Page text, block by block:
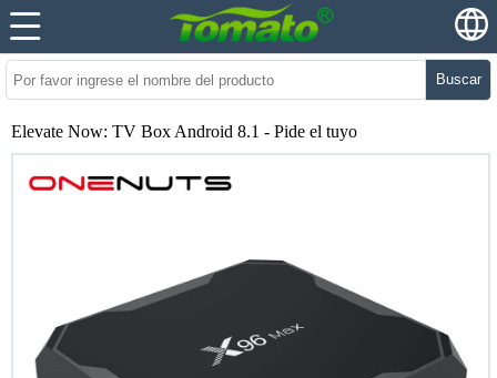
Buscar
Elevate Now: TV Box Android 8.1 - Pide el tuyo